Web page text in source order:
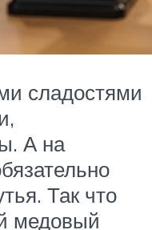
сладостями
А на
Так что
медовый